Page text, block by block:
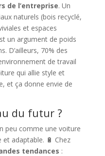
de l’entreprise. Un
naturels (bois recyclé,
et espaces
un argument de poids
D’ailleurs, 70% des
de travail
qui allie style et
et ça donne envie de
du futur ?
peu comme une voiture
adaptable. 🔋 Chez
tendances :